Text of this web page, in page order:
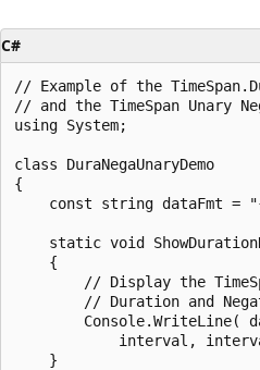
C#
// Example of the
// and the TimeSpan Unary
using System;
class DuraNegaUnaryDemo
{
const string dataFmt =
static void
    {
// Display the
// Duration and
Console.WriteLine(
interval,
    }